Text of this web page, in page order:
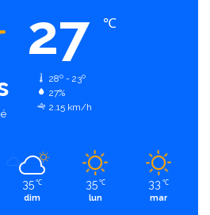
27 ℃
28º - 23º
27%
2.15 km/h
35 ℃
dim
35 ℃
lun
33 ℃
mar